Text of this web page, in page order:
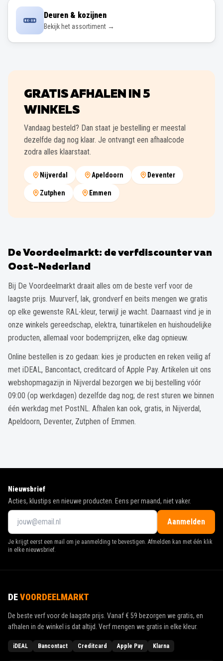
Deuren & kozijnen
Bekijk het assortiment →
GRATIS AFHALEN IN 5
WINKELS
Vandaag besteld? Dan staat je bestelling er meestal
dezelfde dag nog klaar. Je ontvangt een afhaalcode
zodra alles klaarstaat.
Nijverdal Apeldoorn Deventer
Zutphen Emmen
De Voordeelmarkt: de verfdiscounter van
Oost-Nederland
Bij De Voordeelmarkt draait alles om de beste verf voor de
laagste prijs. Muurverf, lak, grondverf en beits mengen we gratis
op elke gewenste RAL-kleur, terwijl je wacht. Daarnaast vind je in
onze winkels gereedschap, elektra, tuinartikelen en huishoudelijke
producten, allemaal voor bodemprijzen, elke dag opnieuw.
Online bestellen is zo gedaan: kies je producten en reken veilig af
met iDEAL, Bancontact, creditcard of Apple Pay. Artikelen uit ons
webshopmagazijn in Nijverdal bezorgen we bij bestelling vóór
09:00 (op werkdagen) dezelfde dag nog; de rest sturen we binnen
één werkdag met PostNL. Afhalen kan ook, gratis, in Nijverdal,
Apeldoorn, Deventer, Zutphen of Emmen.
Nieuwsbrief
Acties, klustips en nieuwe producten. Eens per maand, niet vaker.
Aanmelden
Je krijgt eerst een mail om je aanmelding te bevestigen. Afmelden kan met één klik
in elke nieuwsbrief.
DEVOORDEELMARKT
De beste verf voor de laagste prijs. Vanaf€ 59 bezorgen we gratis, en
afhalen in de winkel is dat altijd. Verf mengen we gratis in elke kleur.
iDEAL Bancontact Creditcard Apple Pay Klarna